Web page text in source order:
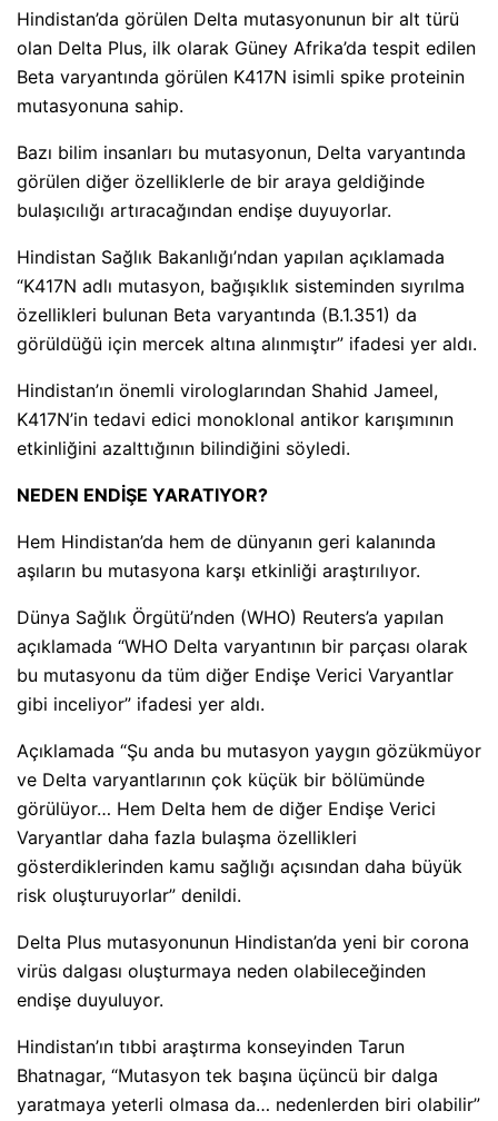
Hindistan’da görülen Delta mutasyonunun bir alt türü
olan Delta Plus, ilk olarak Güney Afrika’da tespit edilen
Beta varyantında görülen K417N isimli spike proteinin
mutasyonuna sahip.
Bazı bilim insanları bu mutasyonun, Delta varyantında
görülen diğer özelliklerle de bir araya geldiğinde
bulaşıcılığı artıracağından endişe duyuyorlar.
Hindistan Sağlık Bakanlığı’ndan yapılan açıklamada
“K417N adlı mutasyon, bağışıklık sisteminden sıyrılma
özellikleri bulunan Beta varyantında (B.1.351) da
görüldüğü için mercek altına alınmıştır” ifadesi yer aldı.
Hindistan’ın önemli virologlarından Shahid Jameel,
K417N’in tedavi edici monoklonal antikor karışımının
etkinliğini azalttığının bilindiğini söyledi.
NEDEN ENDİŞE YARATIYOR?
Hem Hindistan’da hem de dünyanın geri kalanında
aşıların bu mutasyona karşı etkinliği araştırılıyor.
Dünya Sağlık Örgütü’nden (WHO) Reuters’a yapılan
açıklamada “WHO Delta varyantının bir parçası olarak
bu mutasyonu da tüm diğer Endişe Verici Varyantlar
gibi inceliyor” ifadesi yer aldı.
Açıklamada “Şu anda bu mutasyon yaygın gözükmüyor
ve Delta varyantlarının çok küçük bir bölümünde
görülüyor… Hem Delta hem de diğer Endişe Verici
Varyantlar daha fazla bulaşma özellikleri
gösterdiklerinden kamu sağlığı açısından daha büyük
risk oluşturuyorlar” denildi.
Delta Plus mutasyonunun Hindistan’da yeni bir corona
virüs dalgası oluşturmaya neden olabileceğinden
endişe duyuluyor.
Hindistan’ın tıbbi araştırma konseyinden Tarun
Bhatnagar, “Mutasyon tek başına üçüncü bir dalga
yaratmaya yeterli olmasa da… nedenlerden biri olabilir”